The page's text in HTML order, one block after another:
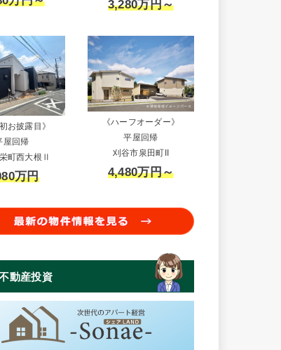
3,280万円～
お披露目》
屋回帰
町西大根Ⅱ
万円
《ハーフオーダー》
平屋回帰
刈谷市泉田町II
4,480万円～
動産投資